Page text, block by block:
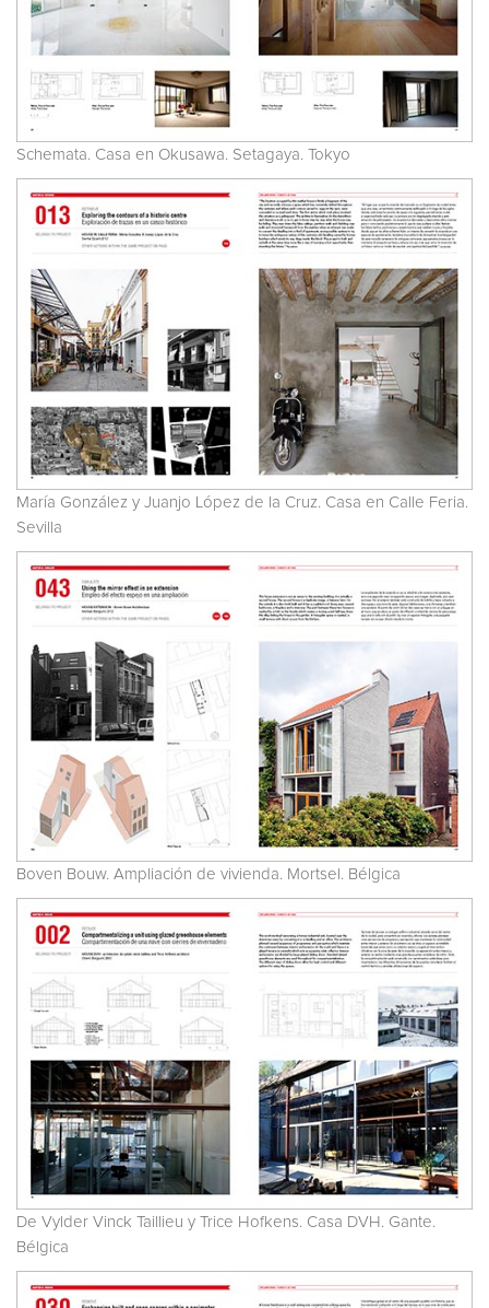
Schemata. Casa en Okusawa. Setagaya. Tokyo
María González y Juanjo López de la Cruz. Casa en Calle Feria.
Sevilla
Boven Bouw. Ampliación de vivienda. Mortsel. Bélgica
De Vylder Vinck Taillieu y Trice Hofkens. Casa DVH. Gante.
Bélgica